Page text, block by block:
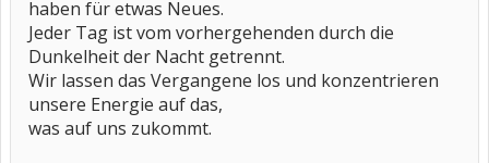
haben für etwas Neues.
Jeder Tag ist vom vorhergehenden durch die
Dunkelheit der Nacht getrennt.
Wir lassen das Vergangene los und konzentrieren
unsere Energie auf das,
was auf uns zukommt.